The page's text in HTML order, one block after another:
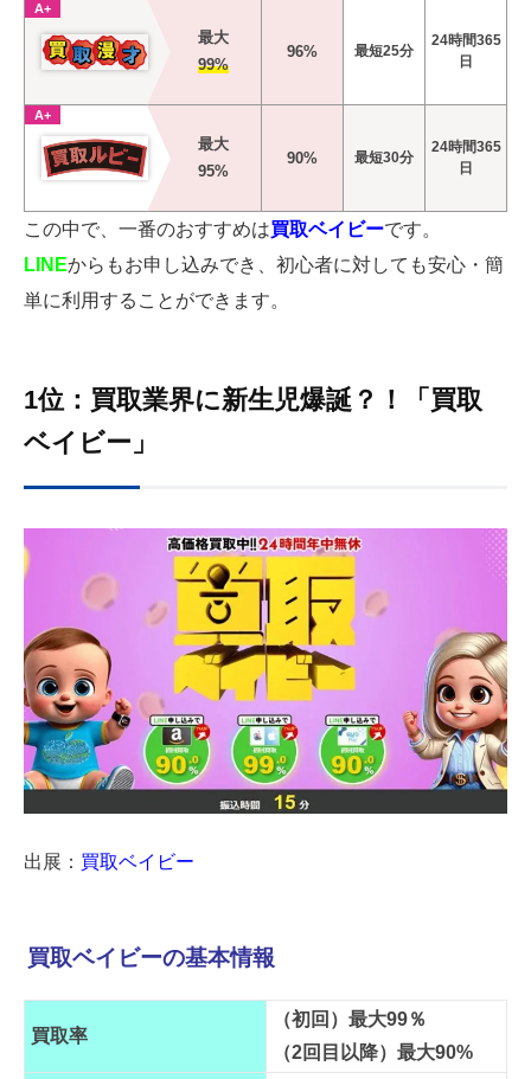
A+
最大
99%
96% 最短25分
24時間365
日
A+
最大
95%
90% 最短30分
24時間365
日
この中で、一番のおすすめは買取ベイビーです。
LINEからもお申し込みでき、初心者に対しても安心・簡
単に利用することができます。
1位：買取業界に新生児爆誕？！「買取
ベイビー」
出展： 買取ベイビー
買取ベイビーの基本情報
買取率
（初回）最大99％
（2回目以降）最大90%